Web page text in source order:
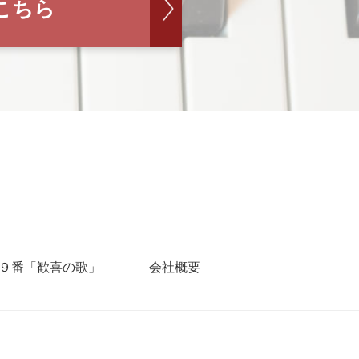
ちら
番「歓喜の歌」 会社概要